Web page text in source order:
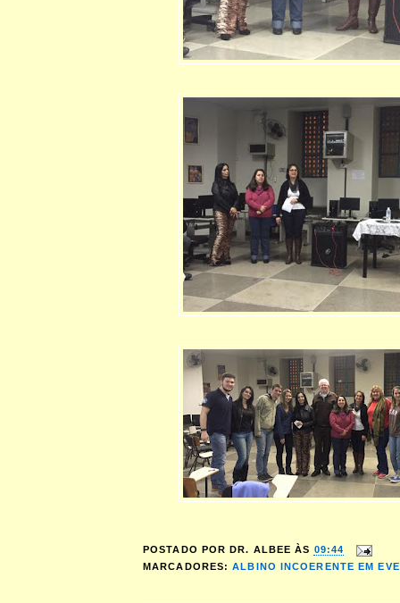
POSTADO POR DR. ALBEE ÀS 09:44
MARCADORES:ALBINO INCOERENTE EM